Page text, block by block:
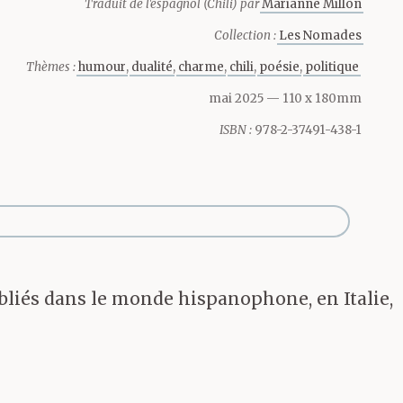
installé sur
l’image sur
sur
Traduit de l'espagnol (Chili) parMarianne Millon
Collection : Les Nomades
Thèmes :humour dualité charme chili poésie politique
mai 2025 — 110 x 180mm
ISBN : 978-2-37491-438-1
dans le monde hispanophone, en Italie,